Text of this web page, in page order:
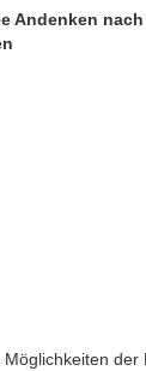
Andenken nach
der